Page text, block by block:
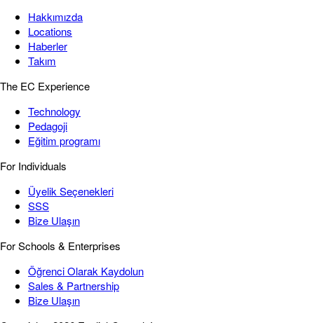
Hakkımızda
Locations
Haberler
Takım
The EC Experience
Technology
Pedagoji
Eğitim programı
For Individuals
Üyelik Seçenekleri
SSS
Bize Ulaşın
For Schools & Enterprises
Öğrenci Olarak Kaydolun
Sales & Partnership
Bize Ulaşın